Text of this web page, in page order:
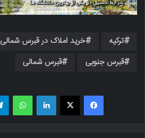
ترکیه خرید املاک در قبرس شمالی
قبرس جنوبی
قبرس شمالی
فیسبوک X لینکدین واتس اپ